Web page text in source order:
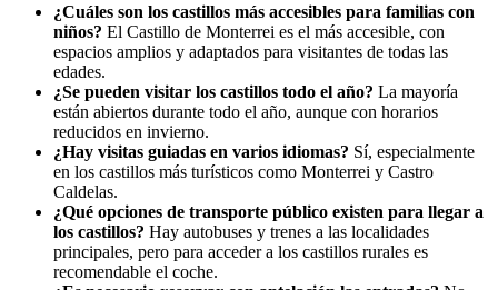
¿Cuáles son los castillos más accesibles para familias con
niños? El Castillo de Monterrei es el más accesible, con
espacios amplios y adaptados para visitantes de todas las
edades.
¿Se pueden visitar los castillos todo el año? La mayoría
están abiertos durante todo el año, aunque con horarios
reducidos en invierno.
¿Hay visitas guiadas en varios idiomas? Sí, especialmente
en los castillos más turísticos como Monterrei y Castro
Caldelas.
¿Qué opciones de transporte público existen para llegar a
los castillos? Hay autobuses y trenes a las localidades
principales, pero para acceder a los castillos rurales es
recomendable el coche.